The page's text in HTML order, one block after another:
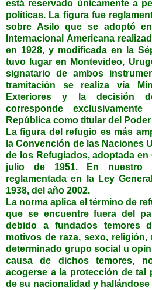
está reservado únicamente a
políticas. La figura fue
sobre Asilo que se adoptó
Internacional Americana
en 1928, y modificada en la
tuvo lugar en Montevideo,
signatario de ambos
tramitación se realiza vía
Exteriores y la decisión
corresponde
República como titular del
La figura del refugio es más
la Convención de las Naciones
de los Refugiados, adoptada en
julio de 1951. En nuestro
reglamentada en la Ley
1938, del año 2002.
La norma aplica el término de
que se encuentre fuera del
debido a fundados temores
motivos de raza, sexo, religión,
determinado grupo social u
causa de dichos temores,
acogerse a la protección de tal
de su nacionalidad y